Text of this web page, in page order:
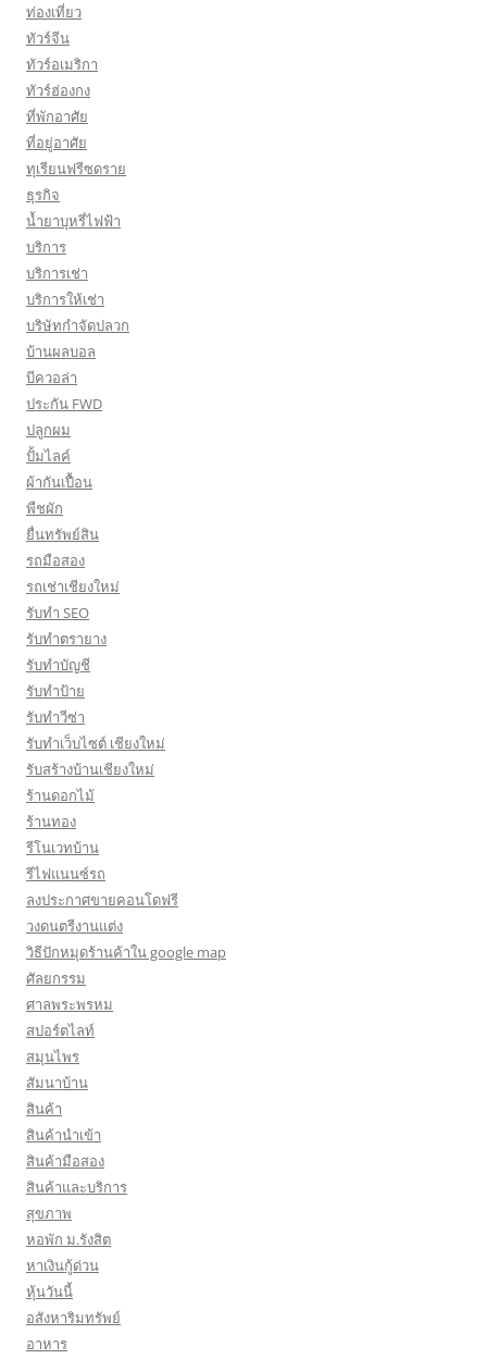
ท่องเที่ยว
ทัวร์จีน
ทัวร์อเมริกา
ทัวร์ฮ่องกง
ที่พักอาศัย
ที่อยู่อาศัย
ทุเรียนฟรีซดราย
ธุรกิจ
น้ำยาบุหรี่ไฟฟ้า
บริการ
บริการเช่า
บริการให้เช่า
บริษัทกำจัดปลวก
บ้านผลบอล
บีควอล่า
ประกัน FWD
ปลูกผม
ปั้มไลค์
ผ้ากันเปื้อน
พืชผัก
ยื่นทรัพย์สิน
รถมือสอง
รถเช่าเชียงใหม่
รับทำ SEO
รับทำตรายาง
รับทำบัญชี
รับทำป้าย
รับทำวีซ่า
รับทำเว็บไซต์ เชียงใหม่
รับสร้างบ้านเชียงใหม่
ร้านดอกไม้
ร้านทอง
รีโนเวทบ้าน
รีไฟแนนซ์รถ
ลงประกาศขายคอนโดฟรี
วงดนตรีงานแต่ง
วิธีปักหมุดร้านค้าใน google map
ศัลยกรรม
ศาลพระพรหม
สปอร์ตไลท์
สมุนไพร
สัมนาบ้าน
สินค้า
สินค้านำเข้า
สินค้ามือสอง
สินค้าและบริการ
สุขภาพ
หอพัก ม.รังสิต
หาเงินกู้ด่วน
หุ้นวันนี้
อสังหาริมทรัพย์
อาหาร